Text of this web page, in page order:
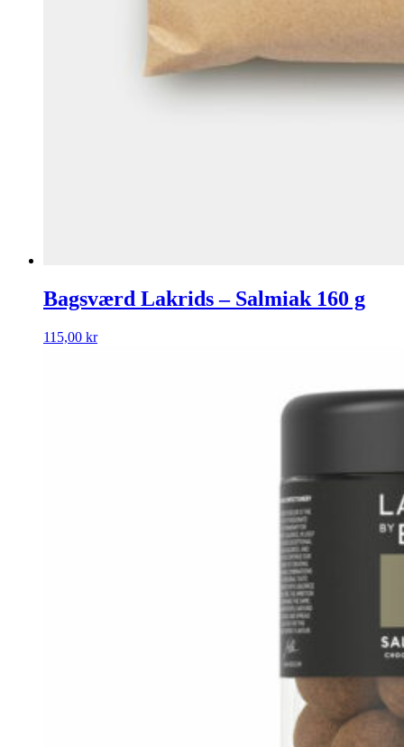
Bagsværd Lakrids – Salmiak 160 g
115,00 kr